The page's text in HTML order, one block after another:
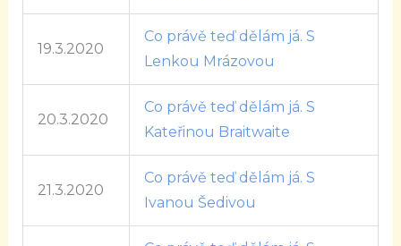
19.3.2020
Co právě teď dělám já. S
Lenkou Mrázovou
20.3.2020
Co právě teď dělám já. S
Kateřinou Braitwaite
21.3.2020
Co právě teď dělám já. S
Ivanou Šedivou